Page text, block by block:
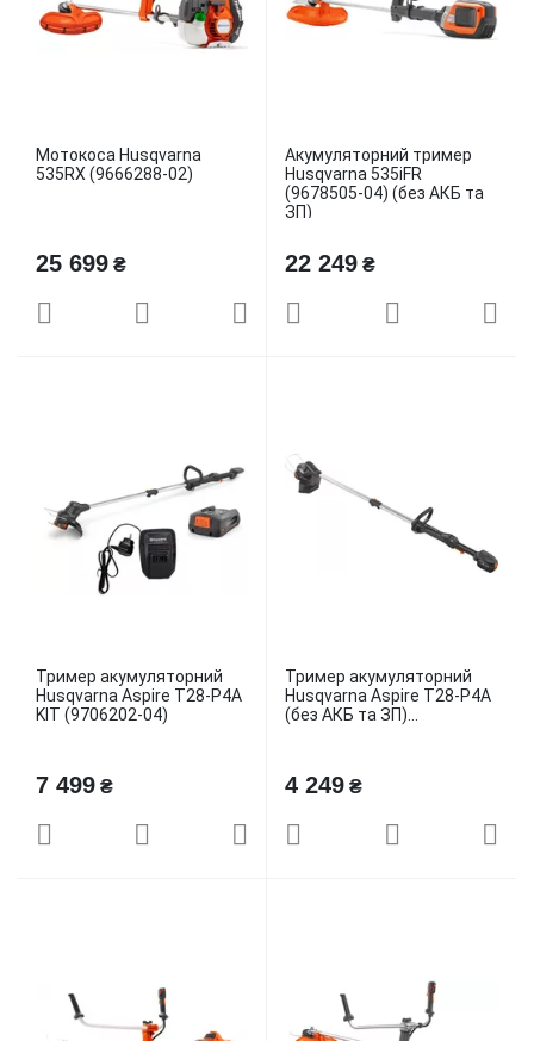
Мотокоса Husqvarna
535RХ (9666288-02)
25 699₴
Акумуляторний тример
Husqvarna 535iFR
(9678505-04) (без АКБ та
ЗП)
22 249₴
Тример акумуляторний
Husqvarna Aspire T28-P4A
KIT (9706202-04)
7 499₴
Тример акумуляторний
Husqvarna Aspire T28-P4A
(без АКБ та ЗП)...
4 249₴